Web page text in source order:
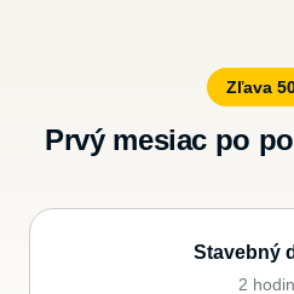
Zľava
Prvý mesiac po
Stavebný
2